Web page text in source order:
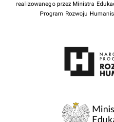
realizowanego przez Ministra
Program Rozwoju